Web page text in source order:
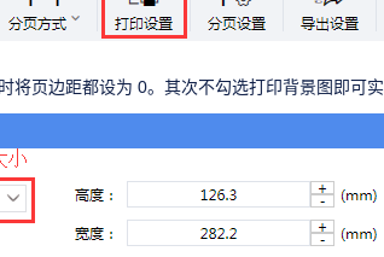
页边距都设为 0。其次不勾选打印背景图即可实